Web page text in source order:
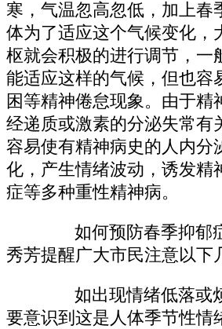
寒，气温忽高忽低，加上春
体为了适应这个气候变化，
枢就会积极的进行调节，一
能适应这样的气候，但也容
困等精神倦怠现象。由于精
经递质或激素的分泌失常有
容易使有精神病史的人内分
化，产生情绪波动，诱发精
症等多种重性精神病。
如何预防春季抑郁
秀芳提醒广大市民注意以下
如出现情绪低落或烦
要意识到这是人体季节性情